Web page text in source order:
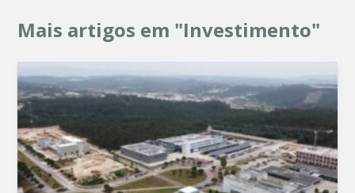
Mais artigos em "Investimento"